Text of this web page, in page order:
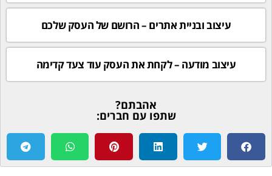
עיצוב ובניית אתרים – הרושם של העסק שלכם
עיצוב מודעה – לקחת את העסק עוד צעד קדימה
אהבתם?
שתפו עם חברים: